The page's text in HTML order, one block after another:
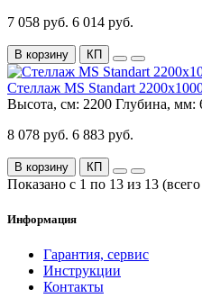
7 058 руб. 6 014 руб.
В корзину КП
Стеллаж MS Standart
Высота, см: 2200 Глубина, мм:
8 078 руб. 6 883 руб.
В корзину КП
Показано с 1 по 13 из 13
Информация
Гарантия, сервис
Инструкции
Контакты